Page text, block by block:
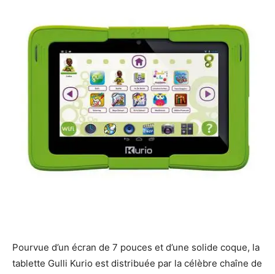
Pourvue d’un écran de 7 pouces et d’une solide coque, la
tablette Gulli Kurio est distribuée par la célèbre chaîne de